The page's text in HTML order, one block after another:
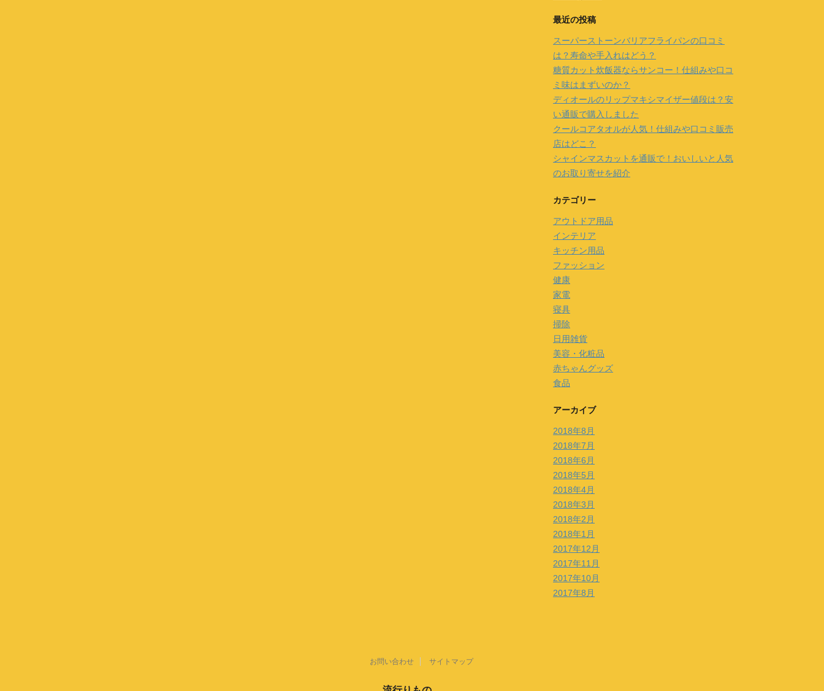
最近の投稿
スーパーストーンバリアフライパンの口コミ
は？寿命や手入れはどう？
糖質カット炊飯器ならサンコー！仕組みや口コ
ミ味はまずいのか？
ディオールのリップマキシマイザー値段は？安
い通販で購入しました
クールコアタオルが人気！仕組みや口コミ販売
店はどこ？
シャインマスカットを通販で！おいしいと人気
のお取り寄せを紹介
カテゴリー
アウトドア用品
インテリア
キッチン用品
ファッション
健康
家電
寝具
掃除
日用雑貨
美容・化粧品
赤ちゃんグッズ
食品
アーカイブ
2018年8月
2018年7月
2018年6月
2018年5月
2018年4月
2018年3月
2018年2月
2018年1月
2017年12月
2017年11月
2017年10月
2017年8月
お問い合わせ サイトマップ